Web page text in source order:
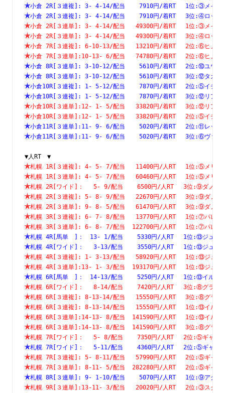
小倉 2R[３連複]: 3- 4-14/配当    7910円/着RT　 1
小倉 2R[３連複]: 3- 4-14/配当    7910円/着RT　
小倉 2R[３連単]: 3- 4-14/配当   49300円/着RT　 1
小倉 2R[３連単]: 3- 4-14/配当   49300円/着RT　
小倉 7R[３連複]: 6-10-13/配当   13210円/着RT　
小倉 7R[３連単]:10-13- 6/配当   74780円/着RT　
小倉 8R[３連単]: 3-10-12/配当    5610円/着RT　 2位
小倉 8R[３連単]: 3-10-12/配当    5610円/着RT　 3位
小倉10R[３連複]: 1- 5-12/配当    7870円/着RT　 2位:⑤イチ
小倉10R[３連複]: 1- 5-12/配当    7870円/着RT　 3位:⑫リア
小倉10R[３連単]:12- 1- 5/配当   33820円/着RT　 3位:⑫リア
小倉10R[３連単]:12- 1- 5/配当   33820円/着RT　 2位:⑤イチ
小倉11R[３連単]:11- 9- 6/配当    5020円/着RT　 2位:⑪レッドベ
小倉11R[３連単]:11- 9- 6/配当    5020円/着RT　 3位:⑥ヴァリア
▼人RT　▼
札幌 1R[３連複]: 4- 5- 7/配当   11400円/人RT　 1
札幌 1R[３連単]: 4- 5- 7/配当   60460円/人RT　 1
札幌 2R[ワイド]：　 5- 9/配当    6500円/人RT　 3
札幌 2R[３連複]: 5- 8- 9/配当   22670円/人RT　 3
札幌 2R[３連単]: 9- 8- 5/配当   61470円/人RT　 3
札幌 3R[３連複]: 6- 7- 8/配当   13770円/人RT　
札幌 3R[３連単]: 6- 8- 7/配当  122700円/人RT　
札幌 4R[馬単　]：　13- 1/配当    5330円/人RT　 1
札幌 4R[ワイド]：　 3-13/配当    3550円/人RT　 1
札幌 4R[３連複]: 1- 3-13/配当   58920円/人RT　 1
札幌 4R[３連単]:13- 1- 3/配当  193170円/人RT　 1
札幌 6R[馬単　]：　14-13/配当    5250円/人RT
札幌 6R[ワイド]：　 8-14/配当    7420円/人RT　 3
札幌 6R[３連複]: 8-13-14/配当   15550円/人RT　 3
札幌 6R[３連複]: 8-13-14/配当   15550円/人RT
札幌 6R[３連単]:14-13- 8/配当  141590円/人RT
札幌 6R[３連単]:14-13- 8/配当  141590円/人RT　 3
札幌 7R[ワイド]：　 5- 8/配当    7350円/人RT　 2
札幌 7R[ワイド]：　 5-11/配当    4360円/人RT　 2
札幌 7R[３連複]: 5- 8-11/配当   57990円/人RT　 2
札幌 7R[３連単]: 8-11- 5/配当  282280円/人RT　 2
札幌 8R[３連単]: 9- 1-10/配当    5070円/人
札幌 9R[３連単]:13-11- 3/配当   20020円/人RT　 2位:③スク